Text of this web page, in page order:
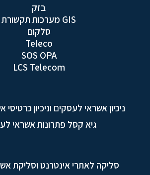
בזק
GIS מערכות תקשורת
סלקום
Teleco
SOS OPA
LCS Telecom
ניכיון אשראי לעסקים וניכיון
גיא קסל פתרונות אשראי
סליקה לאתרי אינטרנט וסליקת